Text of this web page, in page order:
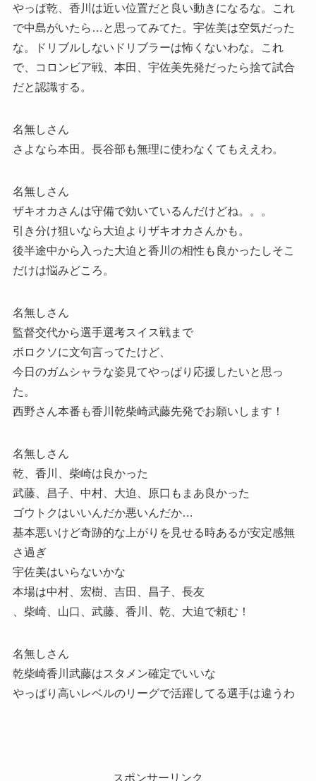
やっぱ乾、香川は近い位置だと良い動きになるな。これ
で中島がいたら…と思ってみてた。宇佐美は空気だった
な。ドリブルしないドリブラーは怖くないわな。これ
で、コロンビア戦、本田、宇佐美先発だったら捨て試合
だと認識する。
名無しさん
さよなら本田。長谷部も無理に使わなくてもええわ。
名無しさん
ザキオカさんは守備で効いているんだけどね。。。
引き分け狙いなら大迫よりザキオカさんかも。
後半途中から入った大迫と香川の相性も良かったしそこ
だけは悩みどころ。
名無しさん
監督交代から選手選考スイス戦まで
ボロクソに文句言ってたけど、
今日のガムシャラな姿見てやっぱり応援したいと思っ
た。
西野さん本番も香川乾柴崎武藤先発でお願いします！
名無しさん
乾、香川、柴崎は良かった
武藤、昌子、中村、大迫、原口もまあ良かった
ゴウトクはいいんだか悪いんだか…
基本悪いけど奇跡的な上がりを見せる時あるが安定感無
さ過ぎ
宇佐美はいらないかな
本場は中村、宏樹、吉田、昌子、長友
、柴崎、山口、武藤、香川、乾、大迫で頼む！
名無しさん
乾柴崎香川武藤はスタメン確定でいいな
やっぱり高いレベルのリーグで活躍してる選手は違うわ
スポンサーリンク